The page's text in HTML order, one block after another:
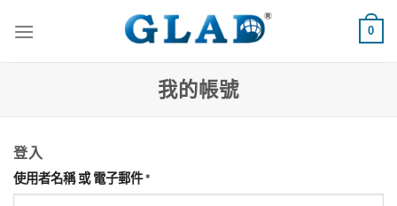
0
我的帳號
登入
使用者名稱 或 電子郵件*
填